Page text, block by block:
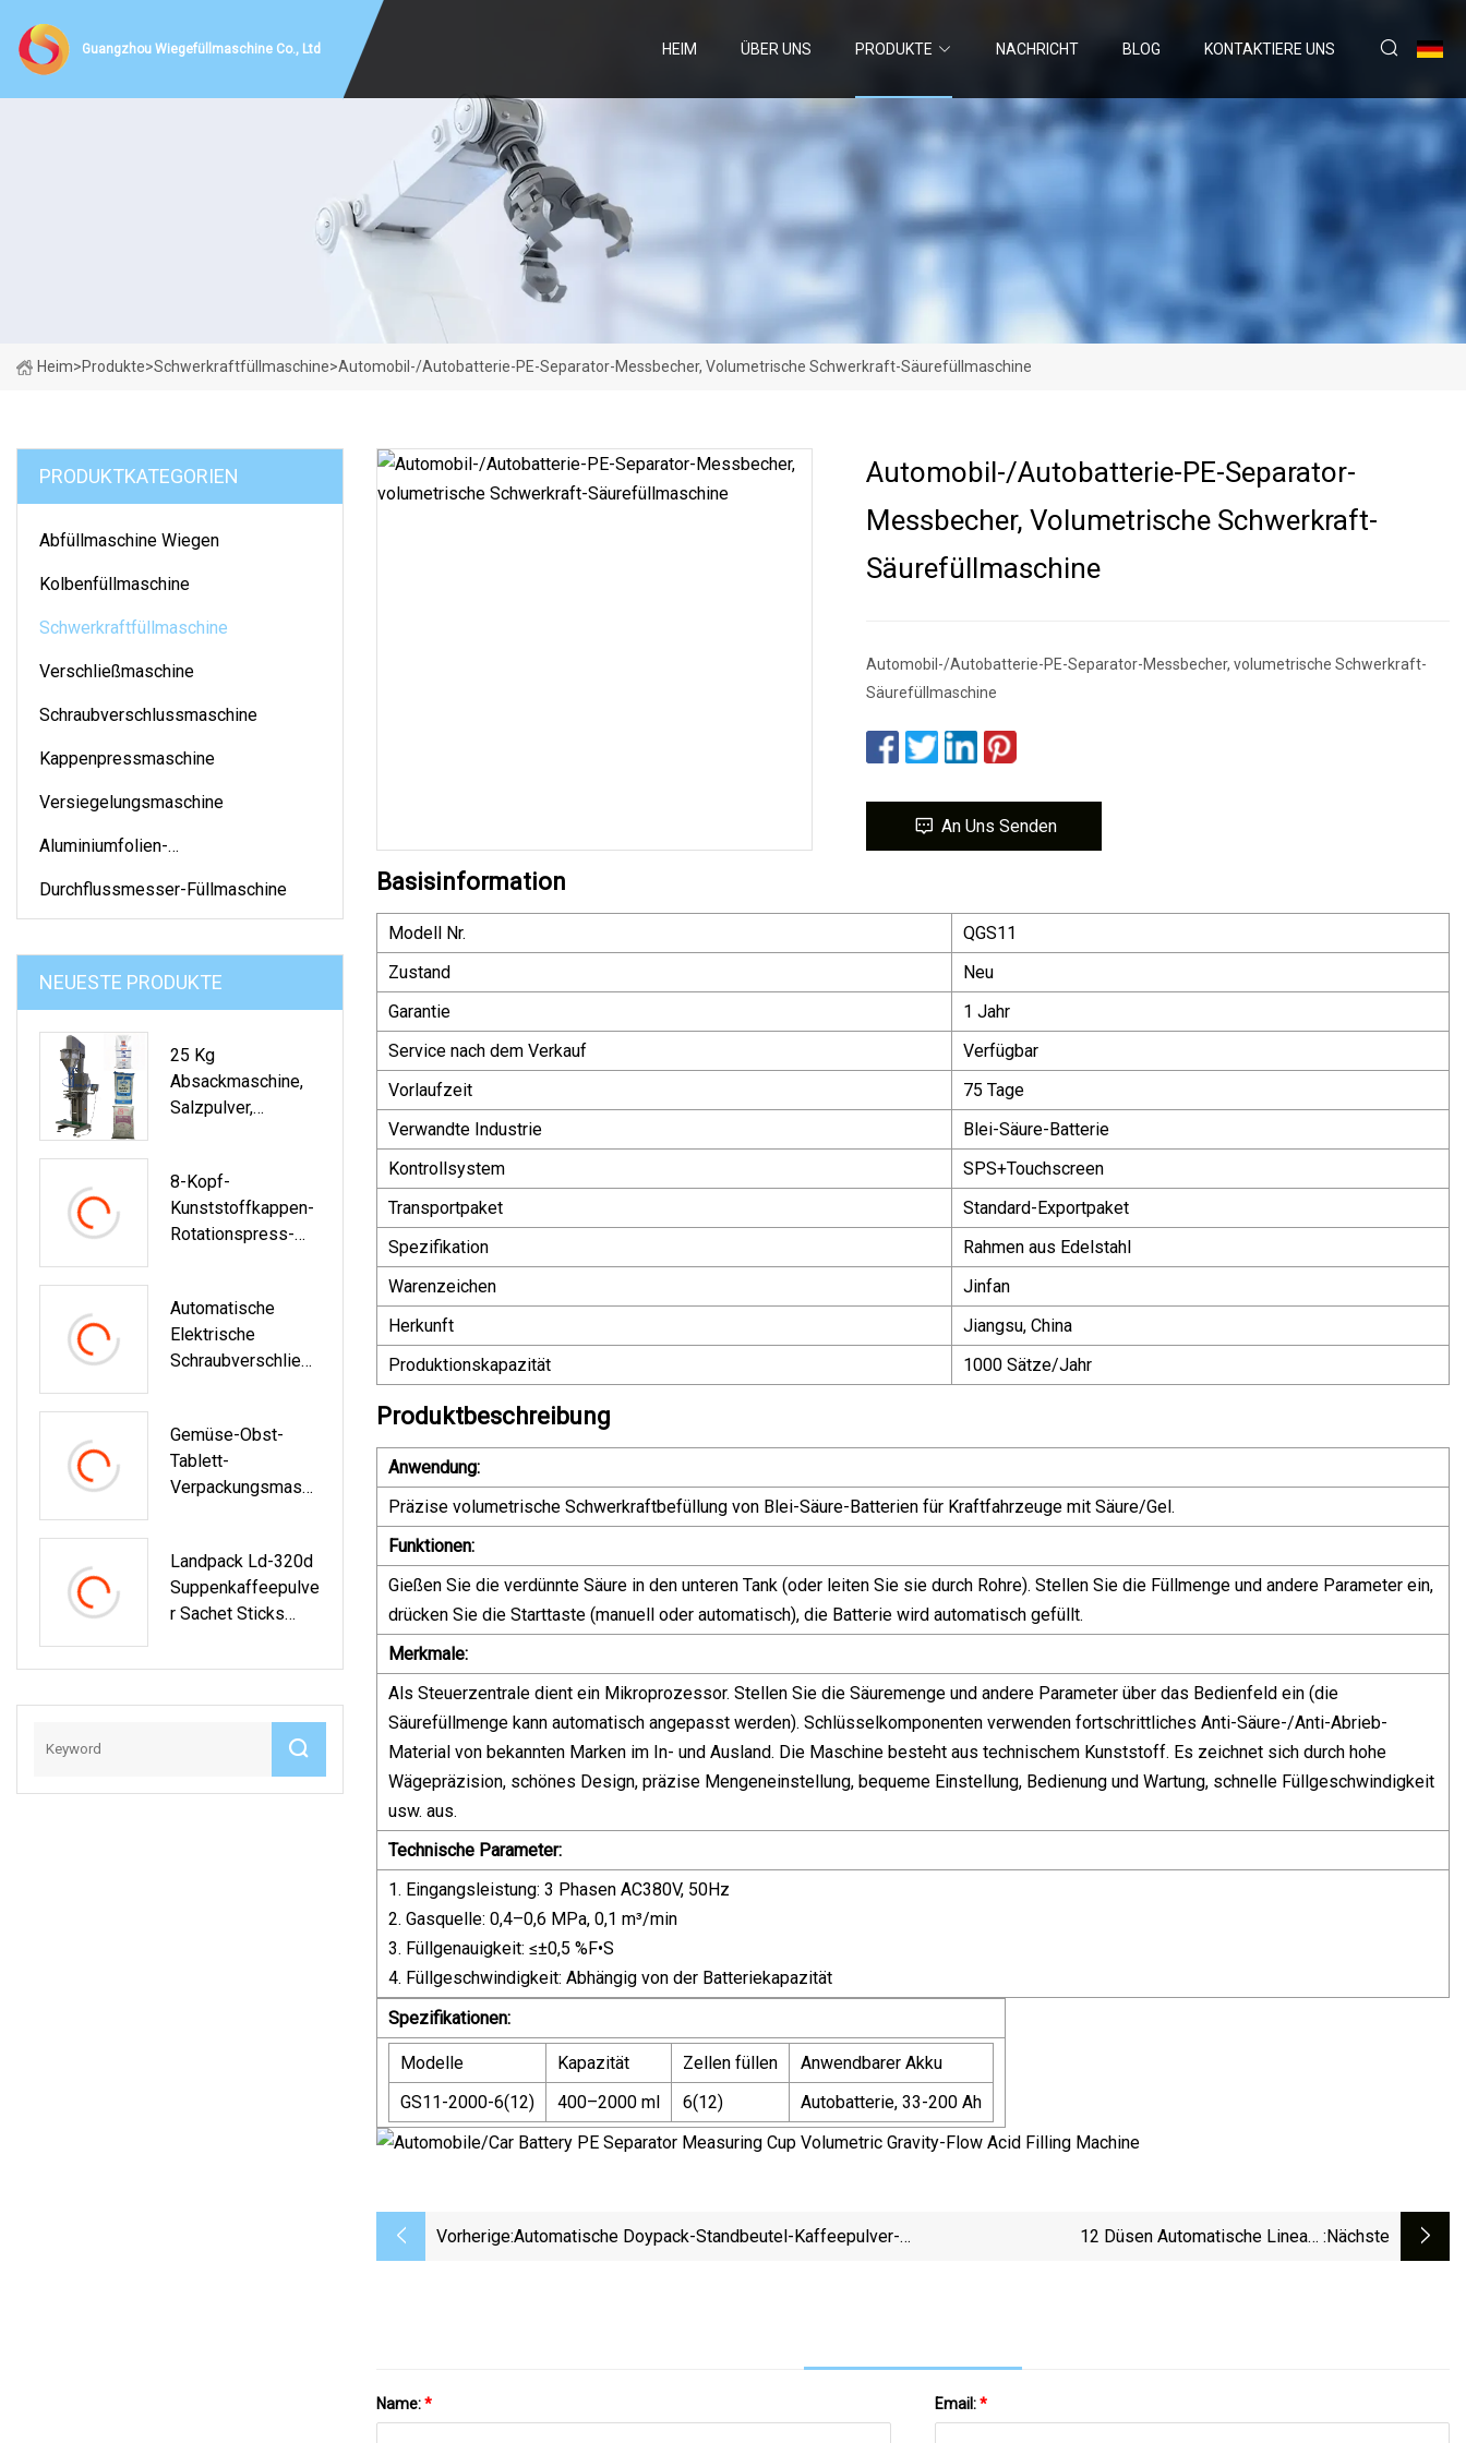
Guangzhou Wiegefüllmaschine Co., Ltd HEIM ÜBER UNS PRODUKTE NACHRICHT BLOG KONTAKTIERE UNS
Heim>Produkte>Schwerkraftfüllmaschine>Automobil-/Autobatterie-PE-Separator-Messbecher, Volumetrische Schwerkraft-Säurefüllmaschine
PRODUKTKATEGORIEN
Abfüllmaschine Wiegen
Kolbenfüllmaschine
Schwerkraftfüllmaschine
Verschließmaschine
Schraubverschlussmaschine
Kappenpressmaschine
Versiegelungsmaschine
Aluminiumfolien-
Durchflussmesser-Füllmaschine
NEUESTE PRODUKTE
25 Kg
Absackmaschine,
Salzpulver,
8-Kopf-
Kunststoffkappen-
Rotationspress-
E
Automatische
Elektrische
Schraubverschließ
Smittel
Gemüse-Obst-
Tablett-
Verpackungsmasch
Aluminiumfolien-
Versiegelungsmas
Chine
Landpack Ld-320d
Suppenkaffeepulve
R Sachet Sticks
Füllpackung
Automobil-/Autobatterie-PE-Separator-
Messbecher, Volumetrische Schwerkraft-
Säurefüllmaschine
Automobil-/Autobatterie-PE-Separator-Messbecher, volumetrische Schwerkraft-
Säurefüllmaschine
An Uns Senden
Basisinformation
Modell Nr.
QGS11
Zustand
Neu
Garantie
1 Jahr
Service nach dem Verkauf
Verfügbar
Vorlaufzeit
75 Tage
Verwandte Industrie
Blei-Säure-Batterie
Kontrollsystem
SPS+Touchscreen
Transportpaket
Standard-Exportpaket
Spezifikation
Rahmen aus Edelstahl
Warenzeichen
Jinfan
Herkunft
Jiangsu, China
Produktionskapazität
1000 Sätze/Jahr
Produktbeschreibung
Anwendung:
Präzise volumetrische Schwerkraftbefüllung von Blei-Säure-Batterien für Kraftfahrzeuge mit Säure/Gel.
Funktionen:
Gießen Sie die verdünnte Säure in den unteren Tank (oder leiten Sie sie durch Rohre). Stellen Sie die Füllmenge und andere Parameter ein,
drücken Sie die Starttaste (manuell oder automatisch), die Batterie wird automatisch gefüllt.
Merkmale:
Als Steuerzentrale dient ein Mikroprozessor. Stellen Sie die Säuremenge und andere Parameter über das Bedienfeld ein (die
Säurefüllmenge kann automatisch angepasst werden). Schlüsselkomponenten verwenden fortschrittliches Anti-Säure-/Anti-Abrieb-
Material von bekannten Marken im In- und Ausland. Die Maschine besteht aus technischem Kunststoff. Es zeichnet sich durch hohe
Wägepräzision, schönes Design, präzise Mengeneinstellung, bequeme Einstellung, Bedienung und Wartung, schnelle Füllgeschwindigkeit
usw. aus.
Technische Parameter:
1. Eingangsleistung: 3 Phasen AC380V, 50Hz
2. Gasquelle: 0,4–0,6 MPa, 0,1 m³/min
3. Füllgenauigkeit: ≤±0,5 %F•S
4. Füllgeschwindigkeit: Abhängig von der Batteriekapazität
Spezifikationen:
Modelle Kapazität Zellen füllen
Anwendbarer Akku
GS11-2000-6(12)
400–2000 ml 6(12) Autobatterie, 33-200 Ah
Vorherige:Automatische Doypack-Standbeutel-Kaffeepulver-
12 Düsen Automatische Lineare :nächste
Name:* Email:*